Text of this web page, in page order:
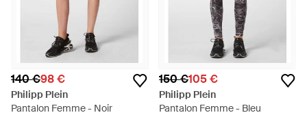
140 €98 €
Philipp Plein
Pantalon Femme - Noir
150 €105 €
Philipp Plein
Pantalon Femme - Bleu